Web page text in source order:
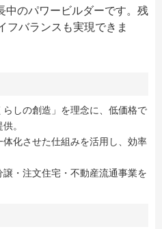
中のパワービルダーです。残
フバランスも実現できま
しの創造」を理念に、低価格で
。
化させた仕組みを活用し、効率
・注文住宅・不動産流通事業を